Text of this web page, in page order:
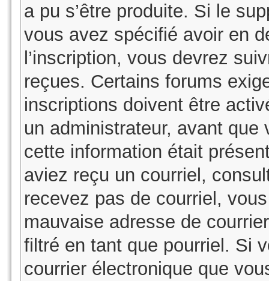
a pu s’être produite. Si le
vous avez spécifié avoir en
l’inscription, vous devrez
reçues. Certains forums
inscriptions doivent être
un administrateur, avant
cette information était
aviez reçu un courriel,
recevez pas de courriel,
mauvaise adresse de
filtré en tant que pourriel. Si
courrier électronique que